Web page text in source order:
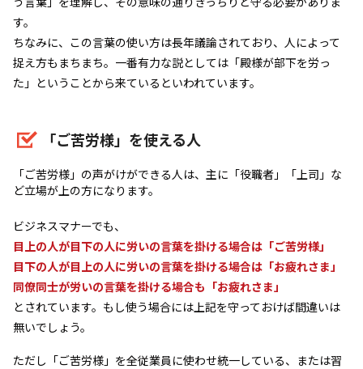
す。
ちなみに、この言葉の使い方は長年議論されており、人によって
捉え方もまちまち。一番有力な説としては「殿様が部下を労っ
た」ということから来ているといわれています。
「ご苦労様」を使える人
「ご苦労様」の声がけができる人は、主に「役職者」「上司」な
ど立場が上の方になります。
ビジネスマナーでも、
目上の人が目下の人に労いの言葉を掛ける場合は「ご苦労様」
目下の人が目上の人に労いの言葉を掛ける場合は「お疲れさま」
同僚同士が労いの言葉を掛ける場合も「お疲れさま」
とされています。もし使う場合には上記を守っておけば間違いは
無いでしょう。
ただし「ご苦労様」を全従業員に使わせ統一している、または習